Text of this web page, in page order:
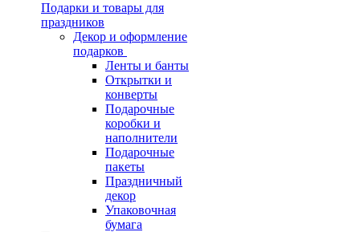
Подарки и товары для
праздников
Декор и оформление
подарков
Ленты и банты
Открытки и
конверты
Подарочные
коробки и
наполнители
Подарочные
пакеты
Праздничный
декор
Упаковочная
бумага